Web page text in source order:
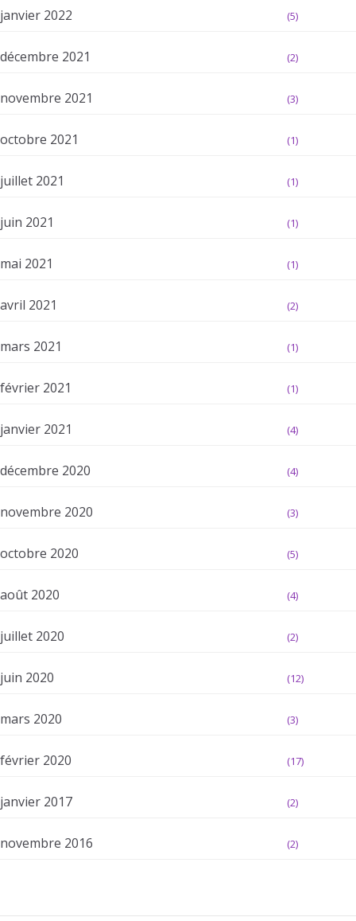
janvier 2022 (5)
décembre 2021 (2)
novembre 2021 (3)
octobre 2021 (1)
juillet 2021 (1)
juin 2021 (1)
mai 2021 (1)
avril 2021 (2)
mars 2021 (1)
février 2021 (1)
janvier 2021 (4)
décembre 2020 (4)
novembre 2020 (3)
octobre 2020 (5)
août 2020 (4)
juillet 2020 (2)
juin 2020 (12)
mars 2020 (3)
février 2020 (17)
janvier 2017 (2)
novembre 2016 (2)